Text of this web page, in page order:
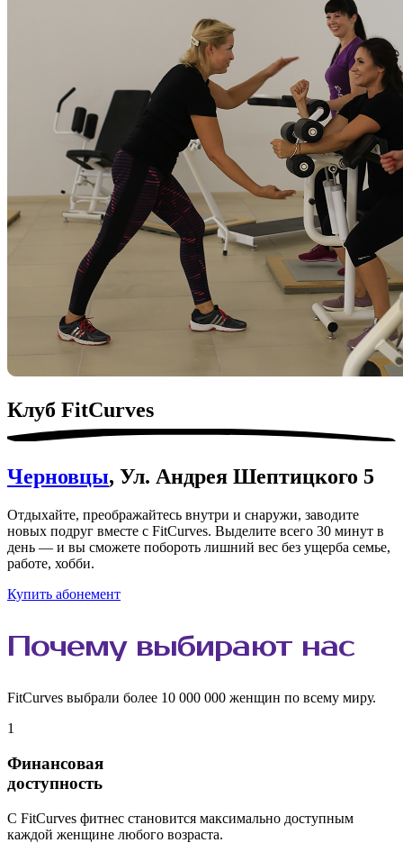
Клуб FitСurves
Черновцы, Ул. Андрея Шептицкого 5
Отдыхайте, преображайтесь внутри и снаружи, заводите
новых подруг вместе с FitCurves. Выделите всего 30 минут в
день — и вы сможете побороть лишний вес без ущерба семье,
работе, хобби.
Купить абонемент
Почему выбираютнас
FitCurves выбрали более 10 000 000 женщин по всему миру.
1
Финансовая
доступность
С FitCurves фитнес становится максимально доступным
каждой женщине любого возраста.